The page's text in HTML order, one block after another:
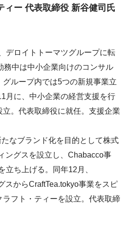
ィー 代表取締役 新谷健司氏
デロイトトーマツグループに転
務中は中小企業向けのコンサル
ループ内では5つの新規事業立
月に、中小企業の経営支援を行
立。代表取締役に就任。支援企業
なブランド化を目的として株式
ングスを設立し、Chabacco事
立ち上げる。同年12月、
スからCraftTea.tokyo事業をスピ
ラフト・ティーを設立。代表取締